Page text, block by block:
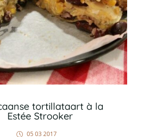
tortillataart à la
Estée Strooker
05 03 2017